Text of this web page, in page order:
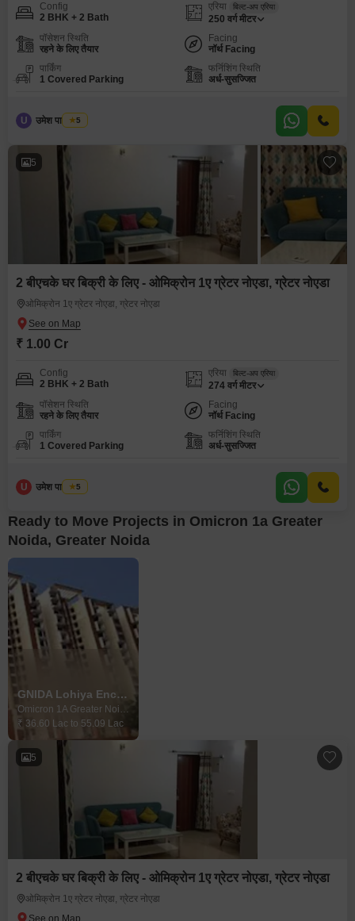
Config
2 BHK + 2 Bath
एरिया बिल्ट-अप एरिया
250 वर्ग मीटर
पॉसेशन स्थिति
रहने के लिए तैयार
Facing
नॉर्थ Facing
पार्किंग
1 Covered Parking
फर्निशिंग स्थिति
अर्ध-सुसज्जित
U उमेश पाल यादव
5
5
2 बीएचके घर बिक्री के लिए - ओमिक्रोन 1ए ग्रेटर नोएडा, ग्रेटर नोएडा
ओमिक्रोन 1ए ग्रेटर नोएडा, ग्रेटर नोएडा
₹ 1.00 Cr
Config
2 BHK + 2 Bath
एरिया बिल्ट-अप एरिया
274 वर्ग मीटर
पॉसेशन स्थिति
रहने के लिए तैयार
Facing
नॉर्थ Facing
पार्किंग
1 Covered Parking
फर्निशिंग स्थिति
अर्ध-सुसज्जित
U उमेश पाल यादव
5
Ready to Move Projects in Omicron 1a Greater
Noida, Greater Noida
GNIDA Lohiya Enclave Omicron 1A
Omicron 1A Greater Noida, Greater Noida
₹ 36.60 Lac to 55.09 Lac
5
2 बीएचके घर बिक्री के लिए - ओमिक्रोन 1ए ग्रेटर नोएडा, ग्रेटर नोएडा
ओमिक्रोन 1ए ग्रेटर नोएडा, ग्रेटर नोएडा